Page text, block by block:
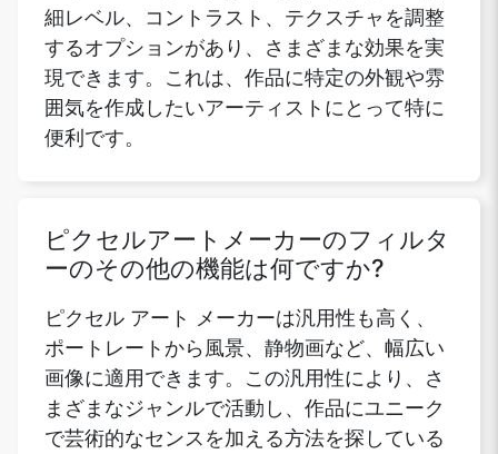
細レベル、コントラスト、テクスチャを調整
するオプションがあり、さまざまな効果を実
現できます。これは、作品に特定の外観や雰
囲気を作成したいアーティストにとって特に
便利です。
ピクセルアートメーカーのフィルタ
ーのその他の機能は何ですか?
ピクセル アート メーカーは汎用性も高く、
ポートレートから風景、静物画など、幅広い
画像に適用できます。この汎用性により、さ
まざまなジャンルで活動し、作品にユニーク
で芸術的なセンスを加える方法を探している